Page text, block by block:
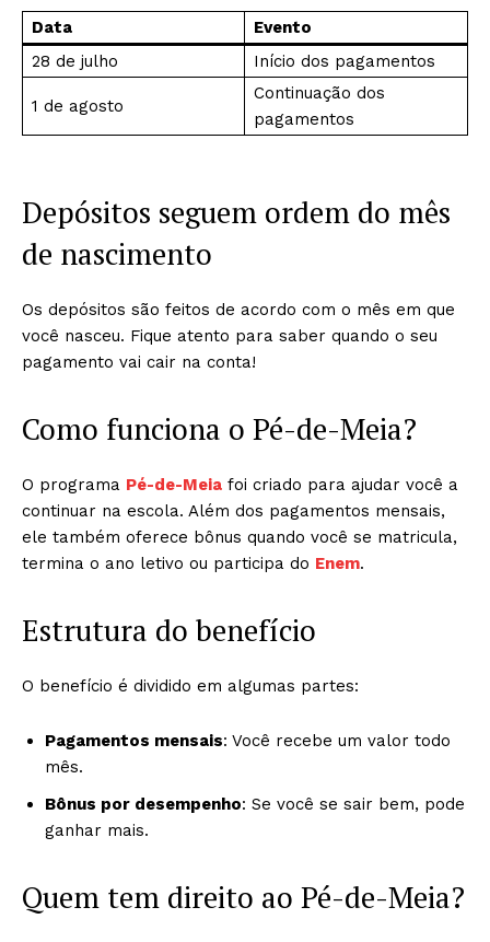
Data
Evento
28 de julho
Início dos pagamentos
1 de agosto
Continuação dos
pagamentos
Depósitos seguem ordem do mês
de nascimento
Os depósitos são feitos de acordo com o mês em que
você nasceu. Fique atento para saber quando o seu
pagamento vai cair na conta!
Como funciona o Pé-de-Meia?
O programa Pé-de-Meia foi criado para ajudar você a
continuar na escola. Além dos pagamentos mensais,
ele também oferece bônus quando você se matricula,
termina o ano letivo ou participa do Enem.
Estrutura do benefício
O benefício é dividido em algumas partes:
Pagamentos mensais: Você recebe um valor todo
mês.
Bônus por desempenho: Se você se sair bem, pode
ganhar mais.
Quem tem direito ao Pé-de-Meia?